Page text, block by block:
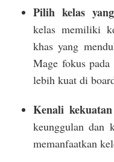
Pilih kelas
kelas memiliki
khas yang
Mage fokus
lebih kuat di
Kenali
keunggulan dan
memanfaatkan